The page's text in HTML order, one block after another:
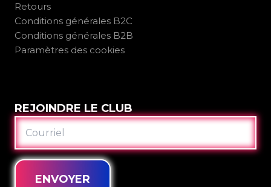
Retours
Conditions générales B2C
Conditions générales B2B
Paramètres des cookies
REJOINDRE LE CLUB
COURRIEL
ENVOYER